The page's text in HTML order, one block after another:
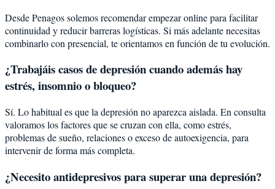
Desde Penagos solemos recomendar empezar online para facilitar
continuidad y reducir barreras logísticas. Si más adelante necesitas
combinarlo con presencial, te orientamos en función de tu evolución.
¿Trabajáis casos de depresión cuando además hay
estrés, insomnio o bloqueo?
Sí. Lo habitual es que la depresión no aparezca aislada. En consulta
valoramos los factores que se cruzan con ella, como estrés,
problemas de sueño, relaciones o exceso de autoexigencia, para
intervenir de forma más completa.
¿Necesito antidepresivos para superar una depresión?